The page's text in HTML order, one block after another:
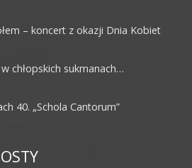
– koncert z okazji Dnia Kobiet
chłopskich sukmanach…
40. „Schola Cantorum”